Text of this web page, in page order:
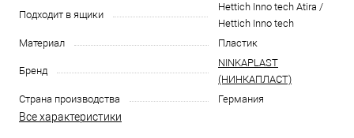
Подходит в ящики
Hettich Inno tech Atira /
Hettich Inno tech
Материал
Пластик
Бренд
NINKAPLAST
(НИНКАПЛАСТ)
Страна производства
Германия
Все характеристики